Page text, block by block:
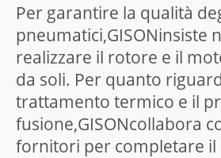
Per garantire la qualità
pneumatici,GISONinsiste
realizzare il rotore e il
da soli. Per quanto
trattamento termico e il
fusione,GISONcollabora
fornitori per completare il